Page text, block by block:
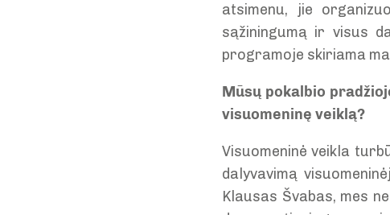
atsimenu, jie
sąžiningumą ir visus
programoje skiriama
Mūsų pokalbio
visuomeninę veiklą?
Visuomeninė veikla
dalyvavimą
Klausas Švabas, mes